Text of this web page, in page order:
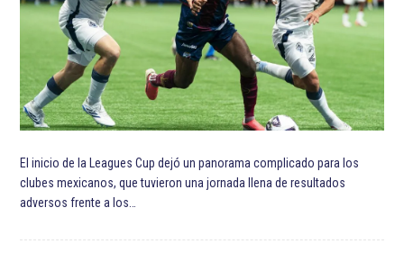
El inicio de la Leagues Cup dejó un panorama complicado para los
clubes mexicanos, que tuvieron una jornada llena de resultados
adversos frente a los…